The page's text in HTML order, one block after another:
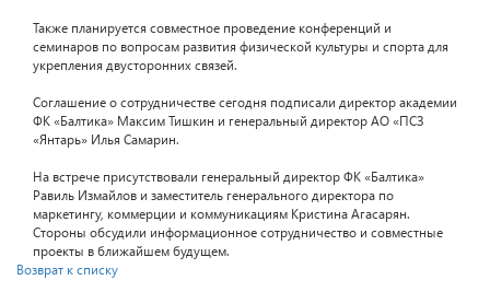
Также планируется совместное проведение конференций и
семинаров по вопросам развития физической культуры и спорта для
укрепления двусторонних связей.
Соглашение о сотрудничестве сегодня подписали директор академии
ФК «Балтика» Максим Тишкин и генеральный директор АО «ПСЗ
«Янтарь» Илья Самарин.
На встрече присутствовали генеральный директор ФК «Балтика»
Равиль Измайлов и заместитель генерального директора по
маркетингу, коммерции и коммуникациям Кристина Агасарян.
Стороны обсудили информационное сотрудничество и совместные
проекты в ближайшем будущем.
Возврат к списку